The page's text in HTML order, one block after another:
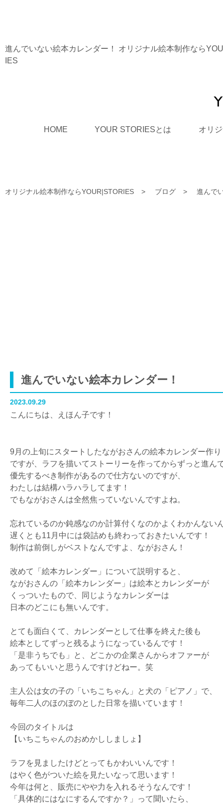
進んでいない絵本カレンダー！ オリジナル絵本制作なら
IES
HOME YOUR STORIESとは オリ
オリジナル絵本制作ならYOUR|STORIES ブログ 進んで
進んでいない絵本カレンダー！
2023.09.29
こんにちは、えほん子です！
9月の上旬にスタートしたながおさんの絵本カレンダー作り
ですが、ラフを描いてストーリーを作ってからずっと進ん
優先するべき制作があるので仕方ないのですが、
わたしは結構ハラハラしてます！
でもながおさんは全然焦っていないんですよね。
忘れているのか鈍感なのか計算付くなのかよくわかんない
遅くとも11月中には袋詰めも終わっておきたいんです！
制作は前倒しがベストなんですよ、ながおさん！
改めて「絵本カレンダー」について説明すると、
ながおさんの「絵本カレンダー」は絵本とカレンダーが
くっついたもので、同じようなカレンダーは
日本のどこにも無いんです。
とても面白くて、カレンダーとして仕事を終えた後も
絵本としてずっと残るようになっているんです！
「是非うちでも」と、どこかの企業さんからオファーが
あってもいいと思うんですけどねー。笑
主人公は女の子の「いちこちゃん」と犬の「ピアノ」で、
毎年二人のほのぼのとした日常を描いています！
今回のタイトルは
【いちこちゃんのおめかししましょ】
ラフを見ましたけどとってもかわいいんです！
はやく色がついた絵を見たいなって思います！
今年は何と、販売にやや力を入れるそうなんです！
「具体的にはなにするんですか？」って聞いたら、